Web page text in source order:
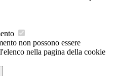
non possono essere
nella pagina della cookie